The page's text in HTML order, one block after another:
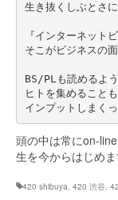
生き抜くしぶとさ
『インターネット
そこがビジネスの
BS/PLも読めるよ
ヒトを集めること
インプットしまく
頭の中は常にon-
生を今からはじめ
420 shibuya 420 渋谷